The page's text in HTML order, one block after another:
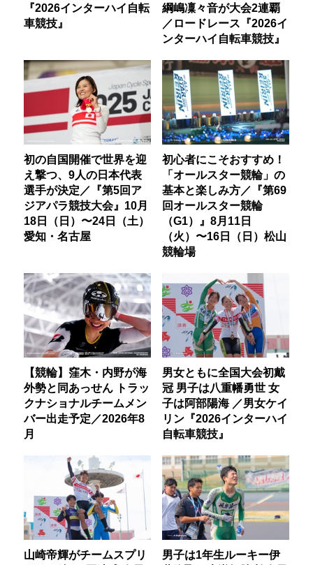
『2026インターハイ自転
車競技』
綱嶋凜々音が大会2連覇
／ロードレース『2026イ
ンターハイ自転車競技』
初の自国開催で世界を迎
え撃つ、9人の日本代表
選手が決定／『第5回ア
ジアパラ競技大会』10月
18日（日）〜24日（土）
愛知・名古屋
初心者にこそおすすめ！
「オールスター競輪」の
基本と楽しみ方／『第69
回オールスター競輪
（G1）』8月11日
（火）〜16日（日）松山
競輪場
【競輪】窪木・内野が海
外勢と同あっせん トラッ
クナショナルチームメン
バー出走予定／2026年8
月
男女ともに全国大会初戴
冠 男子は八重幡勇世 女
子は阿部陽海 ／男女ケイ
リン『2026インターハイ
自転車競技』
山崎帝輝がチームスプリ
男子は1年生ルーキー伊